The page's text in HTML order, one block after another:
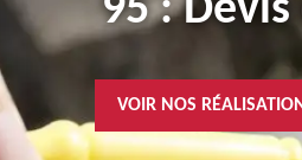
95 :
VOIR NOS